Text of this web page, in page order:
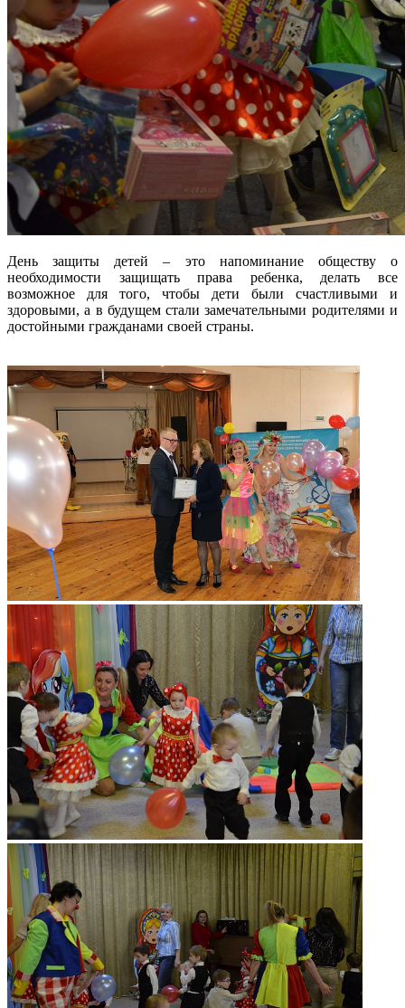
День защиты детей – это напоминание обществу о
необходимости защищать права ребенка, делать все
возможное для того, чтобы дети были счастливыми и
здоровыми, а в будущем стали замечательными родителями и
достойными гражданами своей страны.